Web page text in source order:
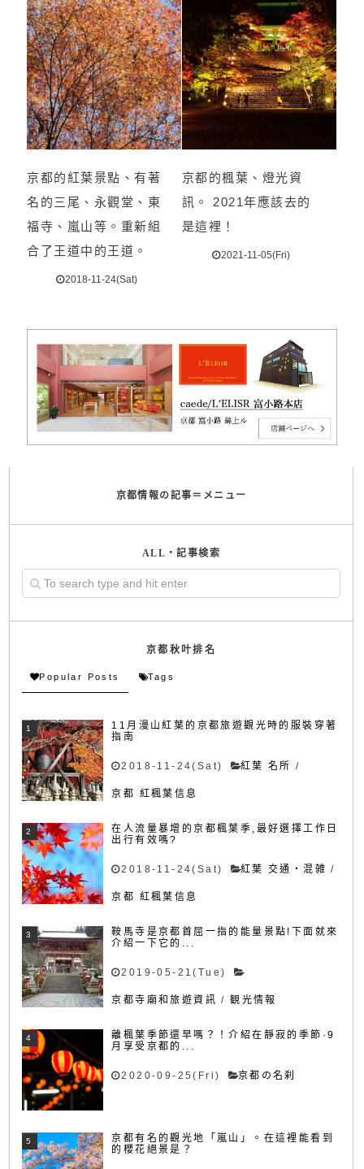
京都的紅葉景點、有著
名的三尾、永觀堂、東
福寺、嵐山等。重新組
合了王道中的王道。
2018-11-24(Sat)
京都的楓葉、燈光資
訊。 2021年應該去的
是這裡！
2021-11-05(Fri)
京都情報の記事＝メニュー
ALL・記事検索
京都秋叶排名
Popular Posts Tags
11月漫山紅葉的京都旅遊觀光時的服裝穿著
指南
2018-11-24(Sat) 紅葉 名所 /
京都 紅楓葉信息
在人流量暴增的京都楓葉季,最好選擇工作日
出行有效嗎?
2018-11-24(Sat) 紅葉 交通・混雑 /
京都 紅楓葉信息
鞍馬寺是京都首屈一指的能量景點!下面就來
介紹一下它的...
2019-05-21(Tue)
京都寺廟和旅遊資訊 /観光情報
離楓葉季節還早嗎？！介紹在靜寂的季節·9
月享受京都的...
2020-09-25(Fri) 京都の名刹
京都有名的觀光地「嵐山」。在這裡能看到
的櫻花絕景是？